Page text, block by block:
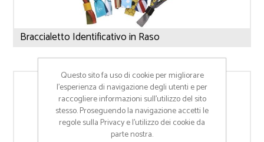
Braccialetto Identificativo in Raso
Questo sito fa uso di cookie per migliorare
l’esperienza di navigazione degli utenti e per
raccogliere informazioni sull’utilizzo del sito
stesso. Proseguendo la navigazione accetti le
regole sulla Privacy e l'utilizzo dei cookie da
parte nostra.